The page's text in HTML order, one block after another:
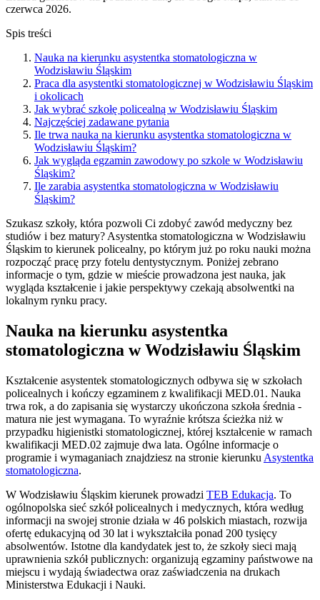
czerwca 2026.
Spis treści
Nauka na kierunku asystentka stomatologiczna w
Wodzisławiu Śląskim
Praca dla asystentki stomatologicznej w Wodzisławiu Śląskim
i okolicach
Jak wybrać szkołę policealną w Wodzisławiu Śląskim
Najczęściej zadawane pytania
Ile trwa nauka na kierunku asystentka stomatologiczna w
Wodzisławiu Śląskim?
Jak wygląda egzamin zawodowy po szkole w Wodzisławiu
Śląskim?
Ile zarabia asystentka stomatologiczna w Wodzisławiu
Śląskim?
Szukasz szkoły, która pozwoli Ci zdobyć zawód medyczny bez
studiów i bez matury? Asystentka stomatologiczna w Wodzisławiu
Śląskim to kierunek policealny, po którym już po roku nauki można
rozpocząć pracę przy fotelu dentystycznym. Poniżej zebrano
informacje o tym, gdzie w mieście prowadzona jest nauka, jak
wygląda kształcenie i jakie perspektywy czekają absolwentki na
lokalnym rynku pracy.
Nauka na kierunku asystentka
stomatologiczna w Wodzisławiu Śląskim
Kształcenie asystentek stomatologicznych odbywa się w szkołach
policealnych i kończy egzaminem z kwalifikacji MED.01. Nauka
trwa rok, a do zapisania się wystarczy ukończona szkoła średnia -
matura nie jest wymagana. To wyraźnie krótsza ścieżka niż w
przypadku higienistki stomatologicznej, której kształcenie w ramach
kwalifikacji MED.02 zajmuje dwa lata. Ogólne informacje o
programie i wymaganiach znajdziesz na stronie kierunku Asystentka
stomatologiczna.
W Wodzisławiu Śląskim kierunek prowadzi TEB Edukacja. To
ogólnopolska sieć szkół policealnych i medycznych, która według
informacji na swojej stronie działa w 46 polskich miastach, rozwija
ofertę edukacyjną od 30 lat i wykształciła ponad 200 tysięcy
absolwentów. Istotne dla kandydatek jest to, że szkoły sieci mają
uprawnienia szkół publicznych: organizują egzaminy państwowe na
miejscu i wydają świadectwa oraz zaświadczenia na drukach
Ministerstwa Edukacji i Nauki.